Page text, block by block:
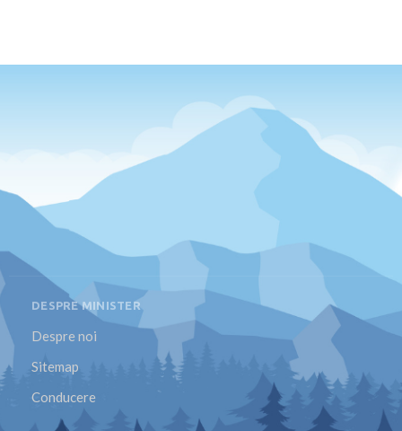
DESPRE MINISTER
Despre noi
Sitemap
Conducere